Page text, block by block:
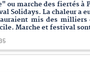
ou marche des fiertés à
Solidays. La chaleur a
mis des milliers
Marche et festival